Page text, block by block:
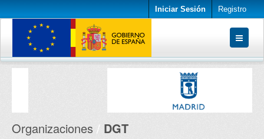
Iniciar Sesión Registro
Conjuntos de datos
Organizaciones DGT